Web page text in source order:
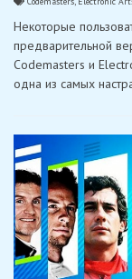
Некоторые
предварительной
Codemasters и
одна из самых